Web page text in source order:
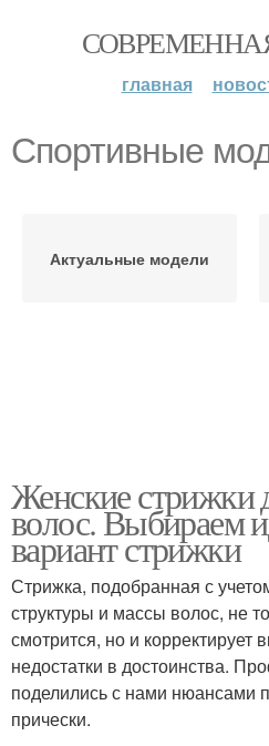
главная
Спортивные
Актуальные модели
Женские стрижки
волос. Выбираем
вариант стрижки
Стрижка, подобранная с
структуры и массы волос, не
смотрится, но и
недостатки в достоинства.
поделились с нами нюансами
прически.